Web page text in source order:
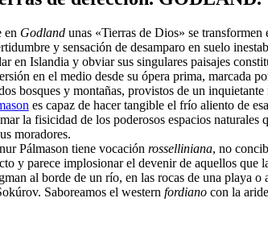
en Godlandunas «Tierras de Dios» se
y sensación de desamparo en suelo
en Islandia y obviar sus singulares paisajes
en el medio desde su ópera prima, marcada
bosques y montañas, provistos de un
es capaz de hacer tangible el frío aliento de
la fisicidad de los poderosos espacios
moradores.
Pálmason tiene vocación rosselliniana, no
y parece implosionar el devenir de aquellos que
al borde de un río, en las rocas de una playa
Saboreamos el western fordianocon la